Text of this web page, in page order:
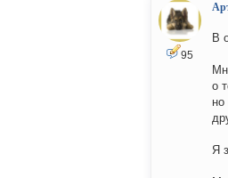
95
В
о
но
Я